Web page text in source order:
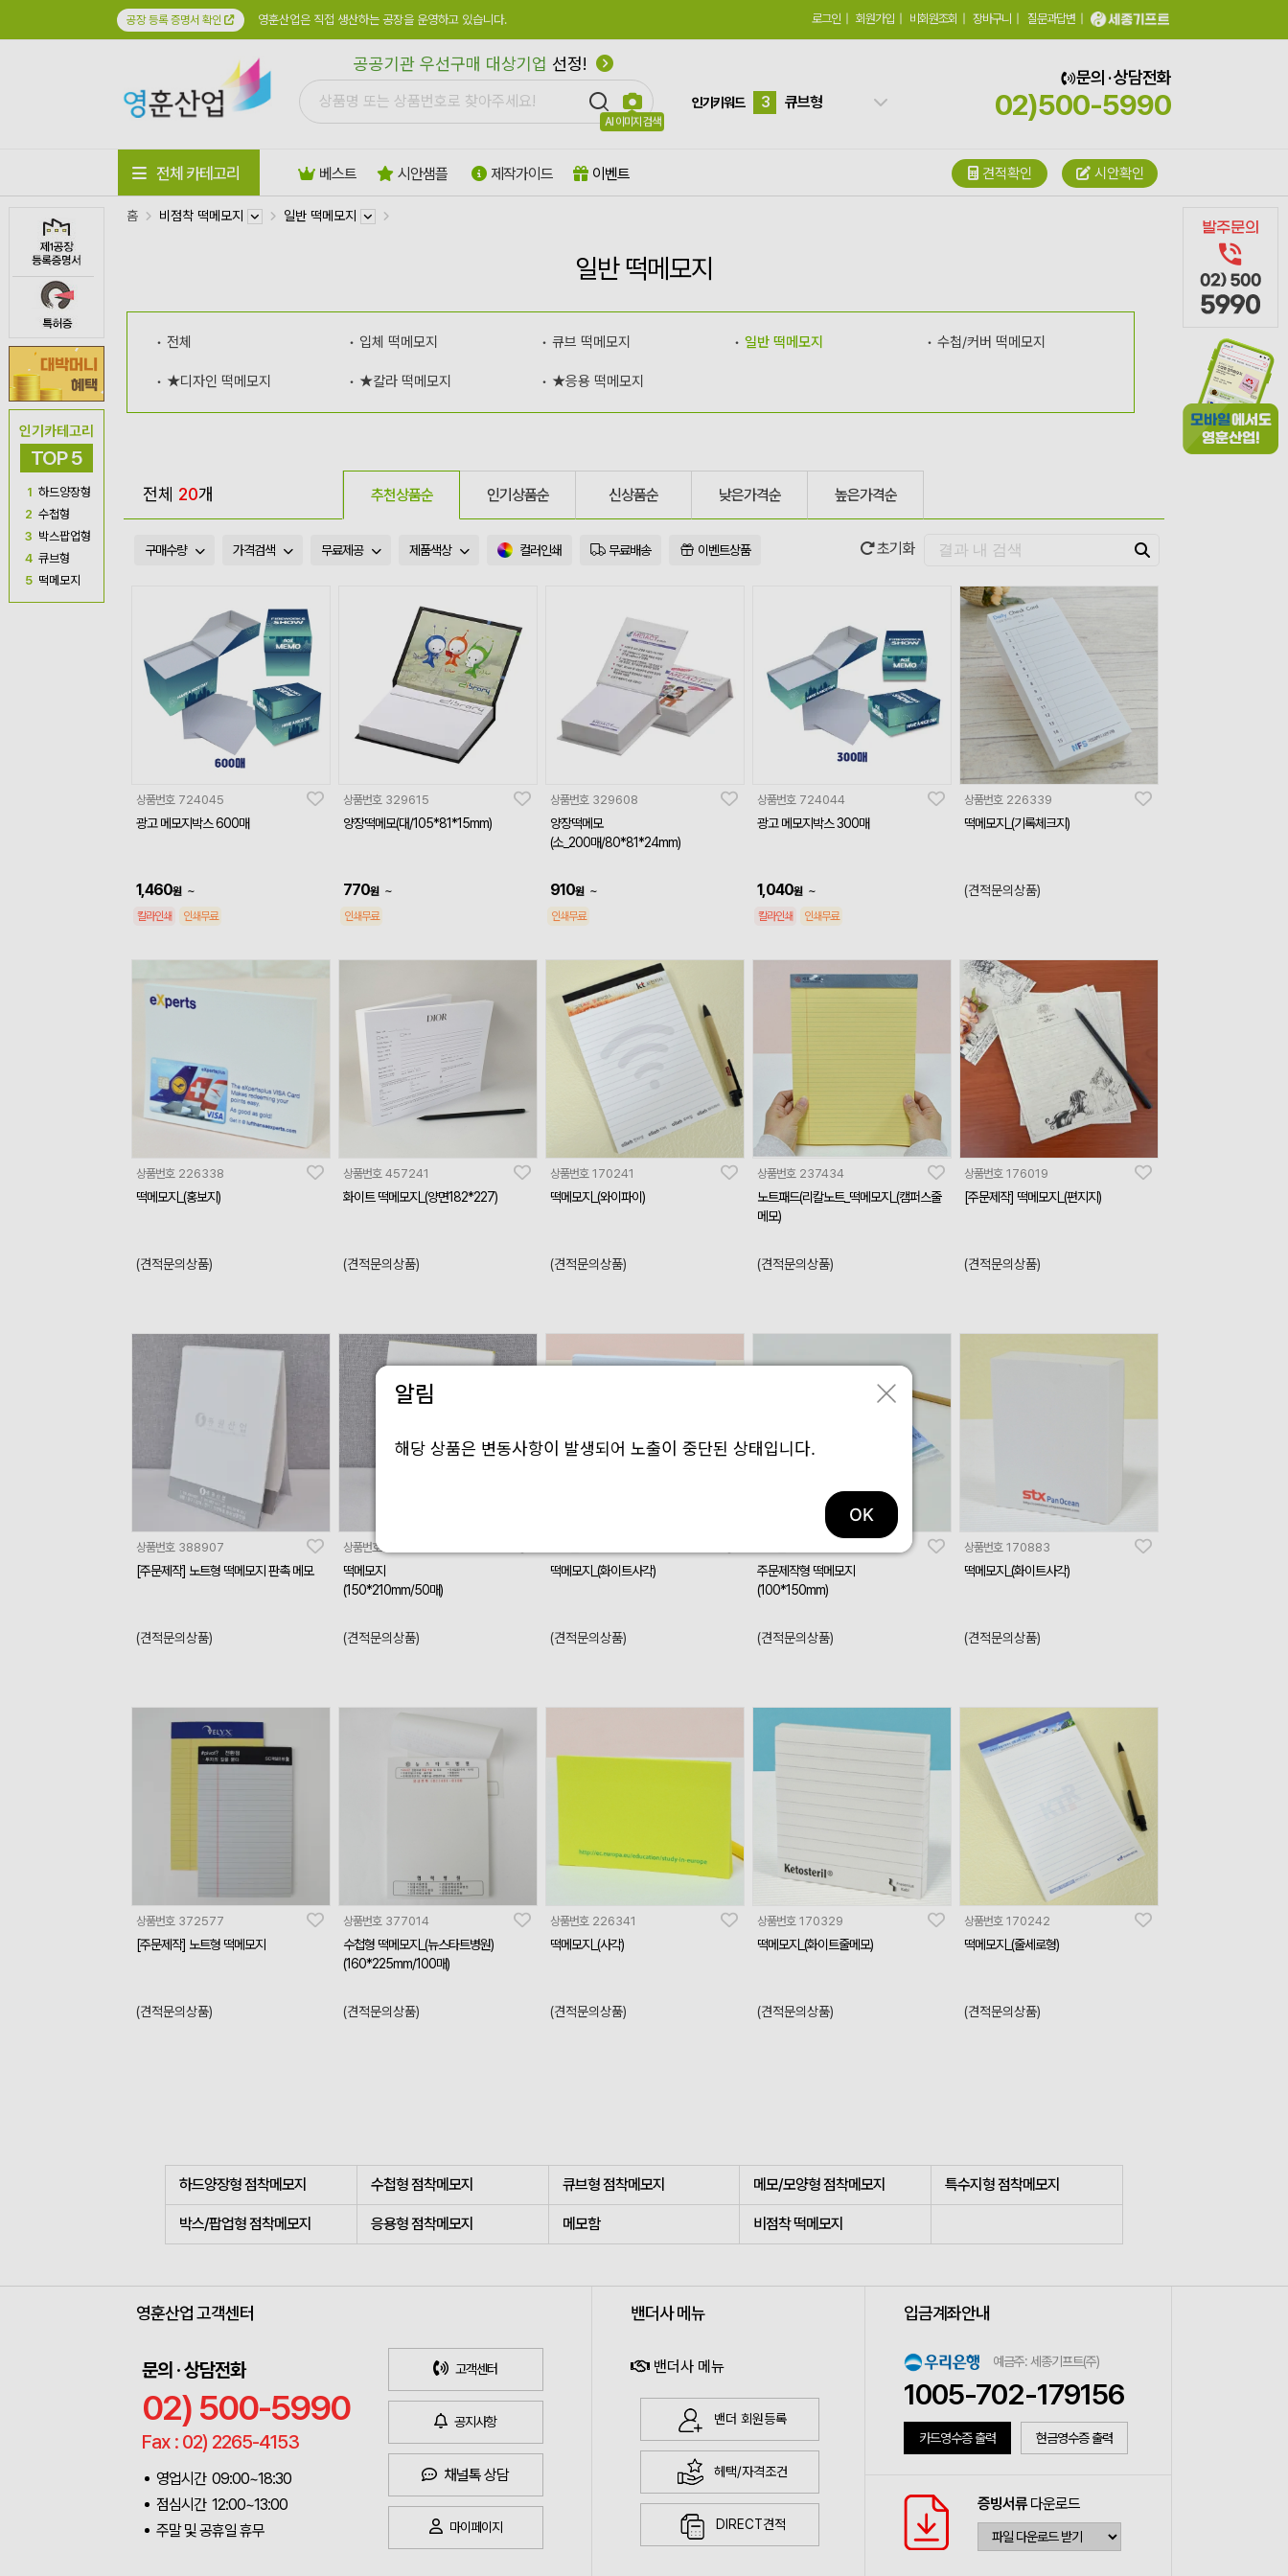
공장 등록 증명서 확인 영훈산업은 직접 생산하는 공장을 운영하고 있습니다. 로그인 회원가입 비회원조회 장바구니 질문과답변
공공기관 우선구매 대상기업 선정!
AI 이미지 검색
인기키워드
하드양장
3
큐브형
문의 · 상담전화
02)500-5990
인기카테고리
TOP 5
1 하드양장형
2 수첩형
3 박스팝업형
4 큐브형
5 떡메모지
전체 카테고리 베스트 시안샘플 제작가이드 이벤트 견적확인 시안확인
홈 비점착 떡메모지 일반 떡메모지
일반 떡메모지
전체 입체 떡메모지 큐브 떡메모지 일반 떡메모지 수첩/커버 떡메모지
★디자인 떡메모지 ★칼라 떡메모지 ★응용 떡메모지
전체 20개 추천상품순 인기상품순 신상품순 낮은가격순 높은가격순
구매수량 가격검색 무료제공 제품색상 컬러인쇄 무료배송 이벤트상품 초기화
상품번호 724045
광고 메모지박스 600매
1,460원 ~
칼라인쇄 인쇄무료
상품번호 329615
양장떡메모(대/105*81*15mm)
770원 ~
인쇄무료
상품번호 329608
양장떡메모
(소_200매/80*81*24mm)
910원 ~
인쇄무료
상품번호 724044
광고 메모지박스 300매
1,040원 ~
칼라인쇄 인쇄무료
상품번호 226339
떡메모지_(기록체크지)
(견적문의상품)
상품번호 226338
떡메모지_(홍보지)
(견적문의상품)
상품번호 457241
화이트 떡메모지_(양면182*227)
(견적문의상품)
상품번호 170241
떡메모지_(와이파이)
(견적문의상품)
상품번호 237434
노트패드(리칼노트_떡메모지_(캠퍼스줄
메모)
(견적문의상품)
상품번호 176019
[주문제작] 떡메모지_(편지지)
(견적문의상품)
상품번호 388907
[주문제작] 노트형 떡메모지 판촉 메모
(견적문의상품)
상품번호
떡메모지
(150*210mm/50매)
(견적문의상품)
떡메모지_(화이트사각)
(견적문의상품)
주문제작형 떡메모지
(100*150mm)
(견적문의상품)
상품번호 170883
떡메모지_(화이트사각)
(견적문의상품)
상품번호 372577
[주문제작] 노트형 떡메모지
(견적문의상품)
상품번호 377014
수첩형 떡메모지_(뉴스타트병원)
(160*225mm/100매)
(견적문의상품)
상품번호 226341
떡메모지_(사각)
(견적문의상품)
상품번호 170329
떡메모지_(화이트줄메모)
(견적문의상품)
상품번호 170242
떡메모지_(줄세로형)
(견적문의상품)
하드양장형 점착메모지 수첩형 점착메모지 큐브형 점착메모지 메모/모양형 점착메모지 특수지형 점착메모지
박스/팝업형 점착메모지 응용형 점착메모지 메모함 비점착 떡메모지
영훈산업 고객센터 밴더사 메뉴 입금계좌안내
문의 · 상담전화
02) 500-5990
Fax : 02) 2265-4153
영업시간 09:00~18:30
점심시간 12:00~13:00
주말 및 공휴일 휴무
고객센터
공지사항
채널톡 상담
마이페이지
밴더사 메뉴
밴더 회원등록
헤택/자격조건
DIRECT견적
예금주: 세종기프트(주)
1005-702-179156
카드영수증 출력 현금영수증 출력
증빙서류다운로드
알림
해당 상품은 변동사항이 발생되어 노출이 중단된 상태입니다.
OK